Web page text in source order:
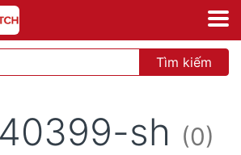
Tìm kiếm
sh (0)